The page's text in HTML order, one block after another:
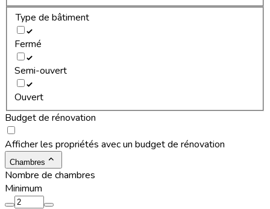
Type de bâtiment
Fermé
Semi-ouvert
Ouvert
Budget de rénovation
Afficher les propriétés avec un budget de rénovation
Chambres
Nombre de chambres
Minimum